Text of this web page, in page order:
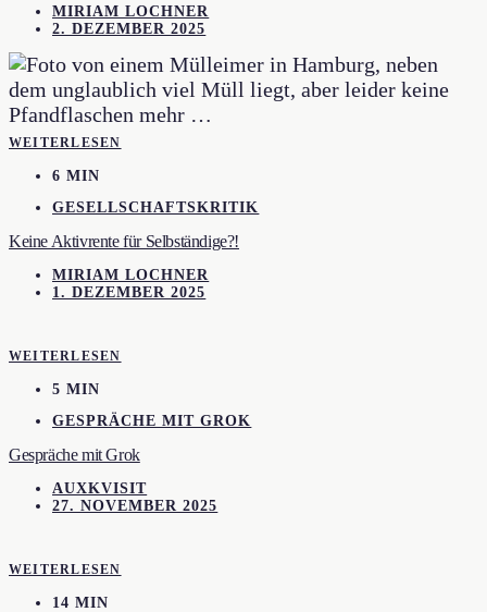
MIRIAM LOCHNER
2. DEZEMBER 2025
WEITERLESEN
6 MIN
GESELLSCHAFTSKRITIK
Keine Aktivrente für Selbständige?!
MIRIAM LOCHNER
1. DEZEMBER 2025
WEITERLESEN
5 MIN
GESPRÄCHE MIT GROK
Gespräche mit Grok
AUXKVISIT
27. NOVEMBER 2025
WEITERLESEN
14 MIN